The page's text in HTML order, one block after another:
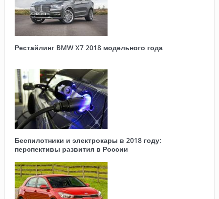
Рестайлинг BMW X7 2018 модельного года
Беспилотники и электрокары в 2018 году:
перспективы развития в России